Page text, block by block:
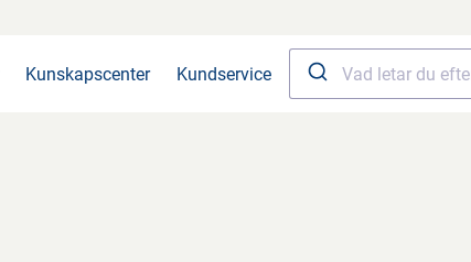
Kunskapscenter Kundservice